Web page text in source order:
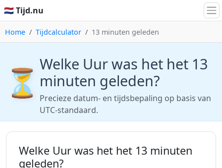
🇳🇱 Tijd.nu
Home Tijdcalculator 13 minuten geleden
⏳ Welke Uur was het het 13
minuten geleden?
Precieze datum- en tijdsbepaling op basis van
UTC-standaard.
Welke Uur was het het 13 minuten
geleden?